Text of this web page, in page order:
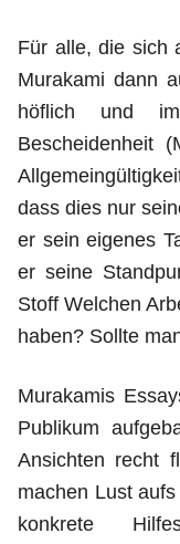
Für alle, die sich
Murakami dann
höflich und
Bescheidenheit
dass dies nur
er sein eigenes
er seine
Stoff Welchen
haben? Sollte
Murakamis
Publikum
Ansichten recht
machen Lust
konkrete